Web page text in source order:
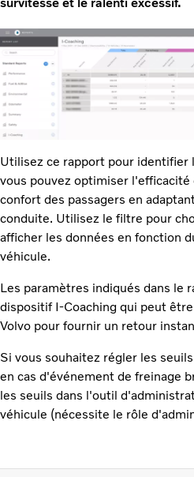
Utilisez ce rapport pour identifier
vous pouvez optimiser
confort des passagers en
conduite. Utilisez le filtre pour
afficher les données en fonction
véhicule.
Les paramètres indiqués dans le
dispositif I-Coaching qui peut
Volvo pour fournir un retour
Si vous souhaitez régler les
en cas d'événement de freinage
les seuils dans l'outil
véhicule (nécessite le rôle